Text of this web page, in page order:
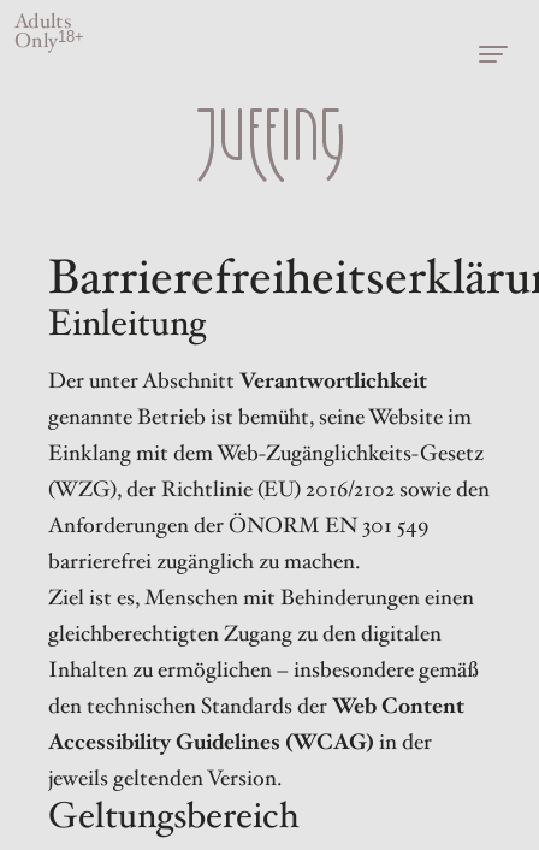
Adults
Only18+
Einleitung
Der unter Abschnitt Verantwortlichkeit
genannte Betrieb ist bemüht, seine Website im
Einklang mit dem Web-Zugänglichkeits-Gesetz
(WZG), der Richtlinie (EU) 2016/2102 sowie den
Anforderungen der ÖNORM EN 301 549
barrierefrei zugänglich zu machen.
Ziel ist es, Menschen mit Behinderungen einen
gleichberechtigten Zugang zu den digitalen
Inhalten zu ermöglichen – insbesondere gemäß
den technischen Standards derWeb Content
Accessibility Guidelines (WCAG) in der
jeweils geltenden Version.
Geltungsbereich